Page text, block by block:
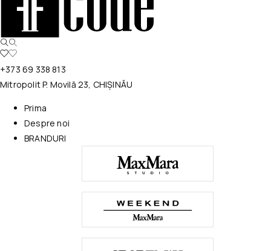
+373 69 338 813
Mitropolit P. Movilă 23, CHIȘINĂU
Prima
Despre noi
BRANDURI